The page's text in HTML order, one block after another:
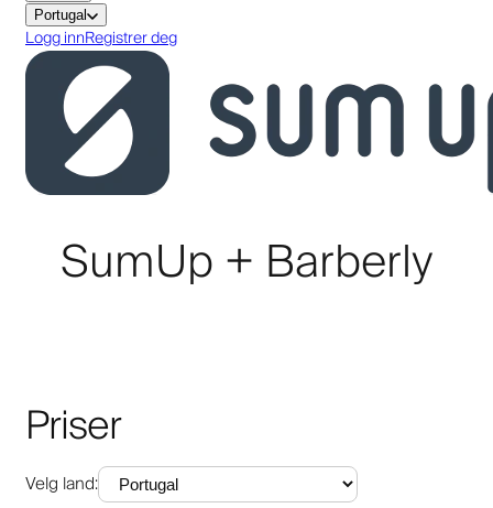
Portugal
Logg innRegistrer deg
SumUp + Barberly
Priser
Velg land: